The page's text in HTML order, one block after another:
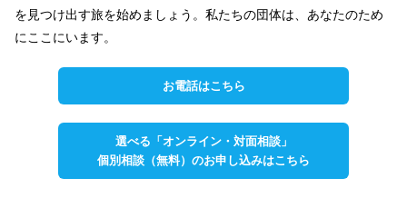
を見つけ出す旅を始めましょう。私たちの団体は、あなたのため
にここにいます。
お電話はこちら
選べる「オンライン・対面相談」
個別相談（無料）のお申し込みはこちら